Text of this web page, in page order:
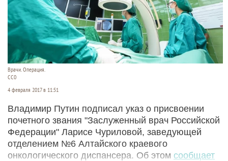
Врачи. Операция.
СС0
4 февраля 2017 в 11:51
Владимир Путин подписал указ о присвоении
почетного звания "Заслуженный врач Российской
Федерации" Ларисе Чуриловой, заведующей
отделением №6 Алтайского краевого
онкологического диспансера. Об этом сообщает